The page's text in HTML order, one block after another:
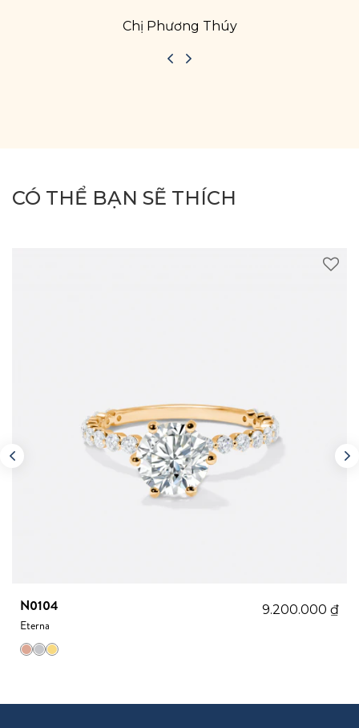
Chị Phương Thúy
CÓ THỂ BẠN SẼ THÍCH
N0104
Eterna
9.200.000 ₫